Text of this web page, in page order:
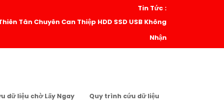
Tin Tức :
Tân Chuyên Can Thiệp HDD SSD USB Không
Nhận
dữ liệu chờ Lấy Ngay Quy trình cứu dữ liệu